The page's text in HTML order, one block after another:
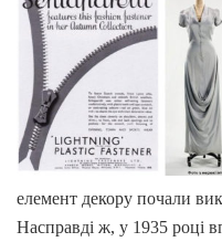
елемент декору почали
Насправді ж, у 1935 році